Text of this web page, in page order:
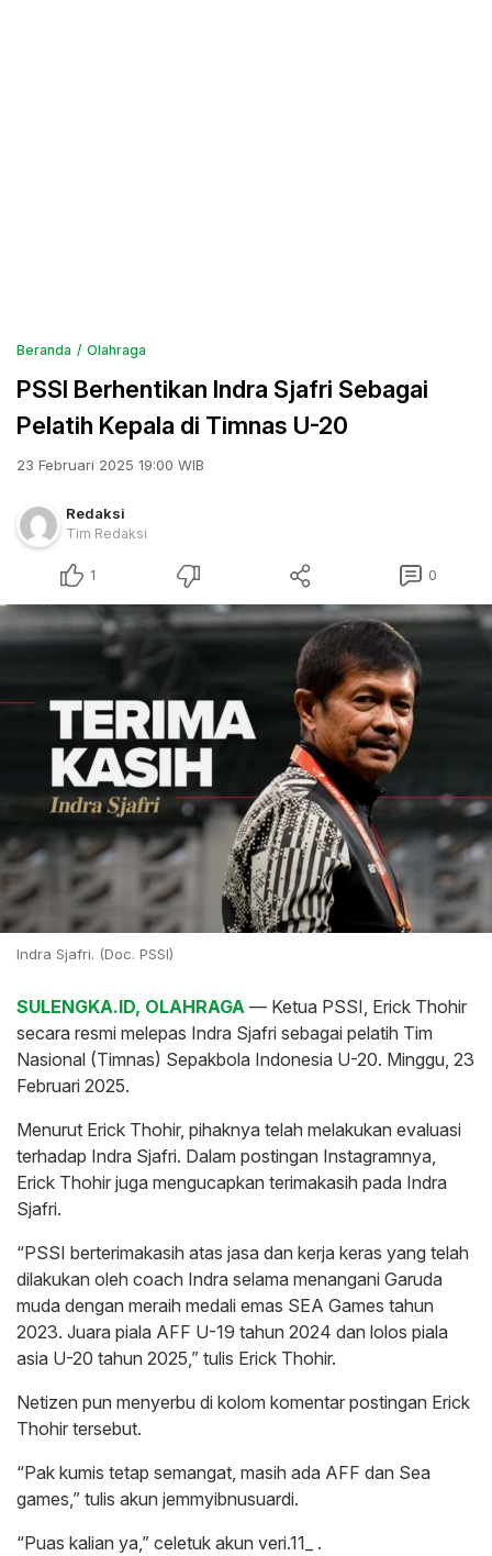
Beranda Olahraga
PSSI Berhentikan Indra Sjafri Sebagai
Pelatih Kepala di Timnas U-20
23 Februari 2025 19:00 WIB
Redaksi
Tim Redaksi
1 0
Indra Sjafri. (Doc. PSSI)
SULENGKA.ID, OLAHRAGA — Ketua PSSI, Erick Thohir
secara resmi melepas Indra Sjafri sebagai pelatih Tim
Nasional (Timnas) Sepakbola Indonesia U-20. Minggu, 23
Februari 2025.
Menurut Erick Thohir, pihaknya telah melakukan evaluasi
terhadap Indra Sjafri. Dalam postingan Instagramnya,
Erick Thohir juga mengucapkan terimakasih pada Indra
Sjafri.
“PSSI berterimakasih atas jasa dan kerja keras yang telah
dilakukan oleh coach Indra selama menangani Garuda
muda dengan meraih medali emas SEA Games tahun
2023. Juara piala AFF U-19 tahun 2024 dan lolos piala
asia U-20 tahun 2025,” tulis Erick Thohir.
Netizen pun menyerbu di kolom komentar postingan Erick
Thohir tersebut.
“Pak kumis tetap semangat, masih ada AFF dan Sea
games,” tulis akun jemmyibnusuardi.
“Puas kalian ya,” celetuk akun veri.11_ .